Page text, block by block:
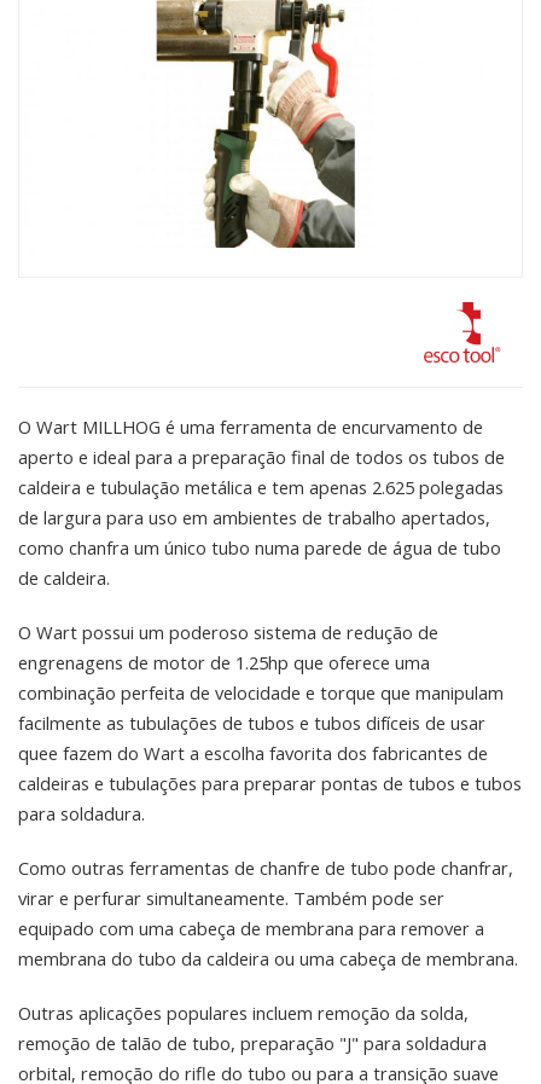
O Wart MILLHOG é uma ferramenta de encurvamento de
aperto e ideal para a preparação final de todos os tubos de
caldeira e tubulação metálica e tem apenas 2.625 polegadas
de largura para uso em ambientes de trabalho apertados,
como chanfra um único tubo numa parede de água de tubo
de caldeira.
O Wart possui um poderoso sistema de redução de
engrenagens de motor de 1.25hp que oferece uma
combinação perfeita de velocidade e torque que manipulam
facilmente as tubulações de tubos e tubos difíceis de usar
quee fazem do Wart a escolha favorita dos fabricantes de
caldeiras e tubulações para preparar pontas de tubos e tubos
para soldadura.
Como outras ferramentas de chanfre de tubo pode chanfrar,
virar e perfurar simultaneamente. Também pode ser
equipado com uma cabeça de membrana para remover a
membrana do tubo da caldeira ou uma cabeça de membrana.
Outras aplicações populares incluem remoção da solda,
remoção de talão de tubo, preparação "J" para soldadura
orbital, remoção do rifle do tubo ou para a transição suave